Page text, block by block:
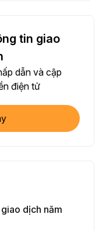
tin giao
dẫn và cập
điện tử
dịch năm